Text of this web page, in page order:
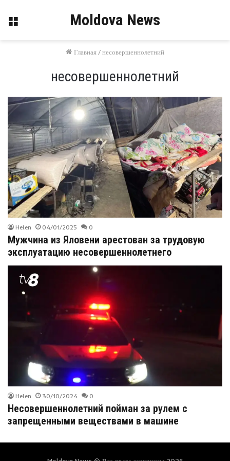
Меню Moldova News
Главная /несовершеннолетний
несовершеннолетний
Helen 04/01/2025 0
Мужчина из Яловени арестован за трудовую
эксплуатацию несовершеннолетнего
Helen 30/10/2024 0
Несовершеннолетний пойман за рулем с
запрещенными веществами в машине